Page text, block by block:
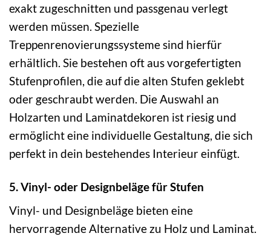
exakt zugeschnitten und passgenau verlegt
werden müssen. Spezielle
Treppenrenovierungssysteme sind hierfür
erhältlich. Sie bestehen oft aus vorgefertigten
Stufenprofilen, die auf die alten Stufen geklebt
oder geschraubt werden. Die Auswahl an
Holzarten und Laminatdekoren ist riesig und
ermöglicht eine individuelle Gestaltung, die sich
perfekt in dein bestehendes Interieur einfügt.
5. Vinyl- oder Designbeläge für Stufen
Vinyl- und Designbeläge bieten eine
hervorragende Alternative zu Holz und Laminat.